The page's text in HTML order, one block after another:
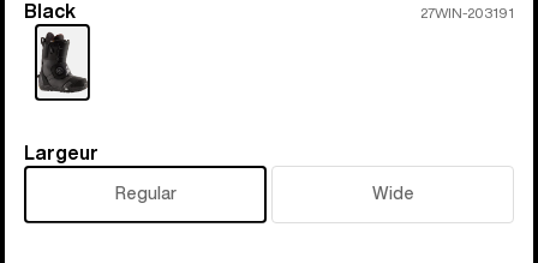
Couleur
Black 27WIN-203191
Largeur
Largeur
Regular Wide